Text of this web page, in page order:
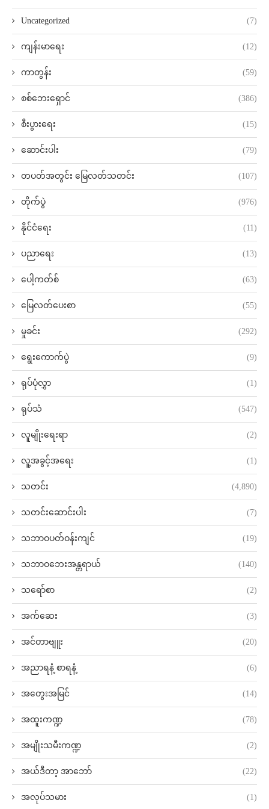
Uncategorized (7)
ကျန်းမာရေး (12)
ကာတွန်း (59)
စစ်ဘေးရှောင် (386)
စီးပွားရေး (15)
ဆောင်းပါး (79)
တပတ်အတွင်း မြေလတ်သတင်း (107)
တိုက်ပွဲ (976)
နိုင်ငံရေး (11)
ပညာရေး (13)
ပေါ့ကတ်စ် (63)
မြေလတ်ပေးစာ (55)
မှုခင်း (292)
ရွေးကောက်ပွဲ (9)
ရုပ်ပုံလွှာ (1)
ရုပ်သံ (547)
လူမျိုးရေးရာ (2)
လူ့အခွင့်အရေး (1)
သတင်း (4,890)
သတင်းဆောင်းပါး (7)
သဘာဝပတ်ဝန်းကျင် (19)
သဘာဝဘေးအန္တရာယ် (140)
သရော်စာ (2)
အက်ဆေး (3)
အင်တာဗျူး (20)
အညာရနံ့ စာရနံ့ (6)
အတွေးအမြင် (14)
အထူးကဏ္ဍ (78)
အမျိုးသမီးကဏ္ဍ (2)
အယ်ဒီတာ့ အာဘော် (22)
အလုပ်သမား (1)